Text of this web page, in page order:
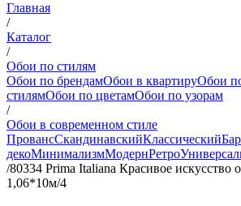
Главная
/
Каталог
/
Обои по стилям
Обои по брендамОбои в квартируОбои
стилямОбои по цветамОбои по узорам
/
Обои в современном стиле
ПровансСкандинавскийКлассический
декоМинимализмМодернРетро
/80334 Prima Italiana Красивое искусство
1,06*10м/4